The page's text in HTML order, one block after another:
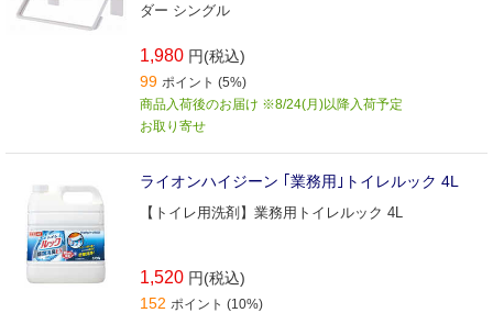
ダー シングル
1,980 円(税込)
99 ポイント (5%)
商品入荷後のお届け ※8/24(月)以降入荷予定
お取り寄せ
ライオンハイジーン ｢業務用｣トイレルック 4L
【トイレ用洗剤】業務用トイレルック 4L
1,520 円(税込)
152 ポイント (10%)